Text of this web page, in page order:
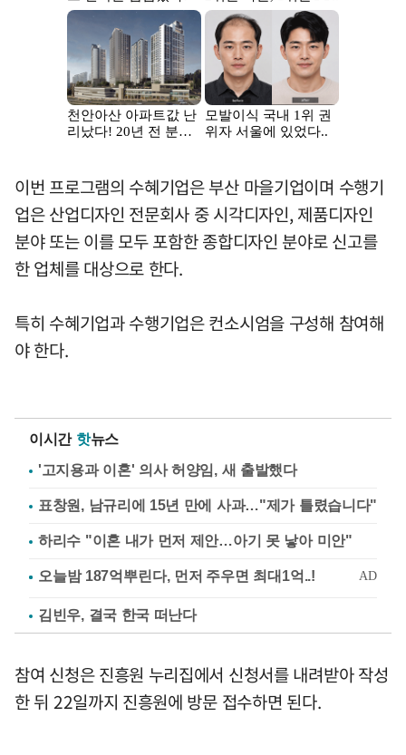
이번 프로그램의 수혜기업은 부산 마을기업이며 수행기
업은 산업디자인 전문회사 중 시각디자인, 제품디자인
분야 또는 이를 모두 포함한 종합디자인 분야로 신고를
한 업체를 대상으로 한다.
특히 수혜기업과 수행기업은 컨소시엄을 구성해 참여해
야 한다.
이시간 핫뉴스
'고지용과 이혼' 의사 허양임, 새 출발했다
표창원, 남규리에 15년 만에 사과…"제가 틀렸습니다"
하리수 "이혼 내가 먼저 제안…아기 못 낳아 미안"
김빈우, 결국 한국 떠난다
참여 신청은 진흥원 누리집에서 신청서를 내려받아 작성
한 뒤 22일까지 진흥원에 방문 접수하면 된다.